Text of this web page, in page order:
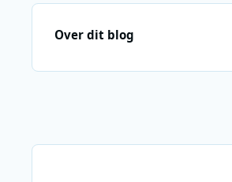
Over dit blog
Berichten in deze blog